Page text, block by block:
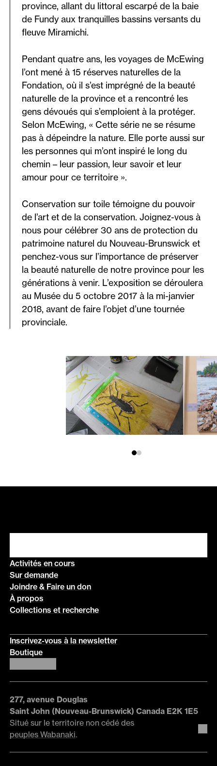
province, allant du littoral escarpé de la baie
de Fundy aux tranquilles bassins versants du
fleuve Miramichi.
Pendant quatre ans, les voyages de McEwing
l’ont mené à 15 réserves naturelles de la
Fondation, où il s’est imprégné de la beauté
naturelle de la province et a rencontré les
gens dévoués qui s’emploient à la protéger.
Selon McEwing, « Cette série ne se résume
pas à dépeindre la nature. Elle porte aussi sur
les personnes qui m’ont inspiré le long du
chemin – leur passion, leur savoir et leur
amour pour ce territoire ».
Conservation sur toile témoigne du pouvoir
de l’art et de la conservation. Joignez-vous à
nous pour célébrer 30 ans de protection du
patrimoine naturel du Nouveau-Brunswick et
penchez-vous sur l’importance de préserver
la beauté naturelle de notre province pour les
générations à venir. L’exposition se déroulera
au Musée du 5 octobre 2017 à la mi-janvier
2018, avant de faire l’objet d’une tournée
provinciale.
Activités en cours
Sur demande
Joindre & Faire un don
À propos
Collections et recherche
Inscrivez-vous à la newsletter
Boutique
277, avenue Douglas
Saint John (Nouveau-Brunswick) Canada E2K 1E5
Situé sur le territoire non cédé des
peuples Wabanaki.